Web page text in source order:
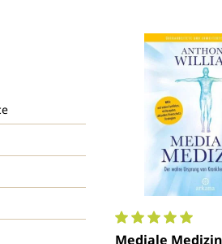
Średnia ocena 5
Mediale Medizin